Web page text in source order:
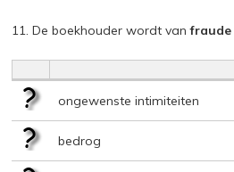
11. De boekhouder wordt vanfraude
ongewenste intimiteiten
bedrog